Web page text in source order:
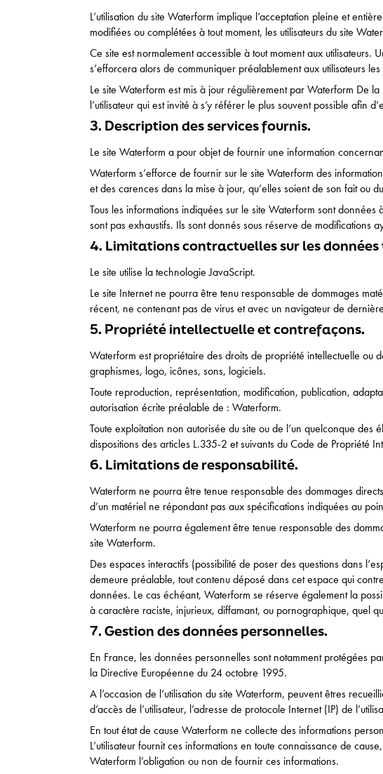
Centre de Formation
Ventes d’équipements aquatiques
Complexe aquatique et fitness
L’utilisation du site Waterform implique l’acceptation pleine et
modifiées ou complétées à tout moment, les utilisateurs du site
Ce site est normalement accessible à tout moment aux
s’efforcera alors de communiquer préalablement aux utilisateurs
Le site Waterform est mis à jour régulièrement par Waterform De
l’utilisateur qui est invité à s’y référer le plus souvent possible afin
3. Description des services fournis.
Le site Waterform a pour objet de fournir une information
Waterform s’efforce de fournir sur le site Waterform des
et des carences dans la mise à jour, qu’elles soient de son fait ou
Tous les informations indiquées sur le site Waterform sont
sont pas exhaustifs. Ils sont donnés sous réserve de modifications
4. Limitations contractuelles sur les données
Le site utilise la technologie JavaScript.
Le site Internet ne pourra être tenu responsable de dommages
récent, ne contenant pas de virus et avec un navigateur de
5. Propriété intellectuelle et contrefaçons.
Waterform est propriétaire des droits de propriété intellectuelle ou
graphismes, logo, icônes, sons, logiciels.
Toute reproduction, représentation, modification, publication,
autorisation écrite préalable de : Waterform.
Toute exploitation non autorisée du site ou de l’un quelconque
dispositions des articles L.335-2 et suivants du Code de Propriété
6. Limitations de responsabilité.
Waterform ne pourra être tenue responsable des dommages
d’un matériel ne répondant pas aux spécifications indiquées au
Waterform ne pourra également être tenue responsable des
site Waterform.
Des espaces interactifs (possibilité de poser des questions dans
demeure préalable, tout contenu déposé dans cet espace qui
données. Le cas échéant, Waterform se réserve également la
à caractère raciste, injurieux, diffamant, ou pornographique, quel
7. Gestion des données personnelles.
En France, les données personnelles sont notamment
la Directive Européenne du 24 octobre 1995.
A l’occasion de l’utilisation du site Waterform, peuvent êtres
d’accès de l’utilisateur, l’adresse de protocole Internet (IP) de
En tout état de cause Waterform ne collecte des informations
L’utilisateur fournit ces informations en toute connaissance de
Waterform l’obligation ou non de fournir ces informations.